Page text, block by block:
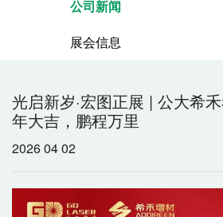
公司新闻
展会信息
光启新岁·宏图正展 | 公大希
年大吉，鹏程万里
2026 04 02